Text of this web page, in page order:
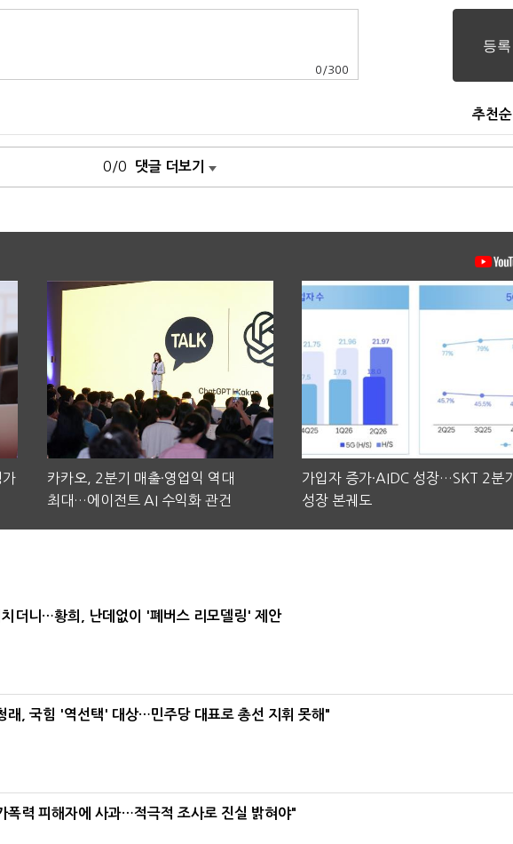
0 /300
추천순
0/0 댓글 더보기
가
카카오, 2분기 매출·영업익 역대
최대…에이전트 AI 수익화 관건
가입자 증가·AIDC 성장…SKT 2분기
성장 본궤도
치더니…황희, 난데없이 '폐버스 리모델링' 제안
래, 국힘 '역선택' 대상…민주당 대표로 총선 지휘 못해"
폭력 피해자에 사과…적극적 조사로 진실 밝혀야"